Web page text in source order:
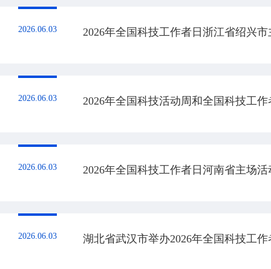
2026.06.03 2026年全国科技工作者日浙江省绍兴
2026.06.03 2026年全国科技活动周和全国科技工
2026.06.03 2026年全国科技工作者日河南省主场活
2026.06.03 湖北省武汉市举办2026年全国科技工